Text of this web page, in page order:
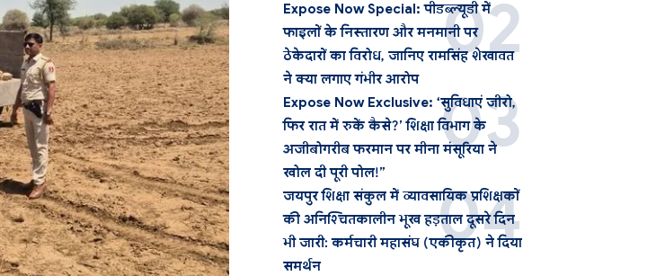
Expose Now Special: पीडब्ल्यूडी में
फाइलों के निस्तारण और मनमानी पर
ठेकेदारों का विरोध, जानिए रामसिंह शेखावत
ने क्या लगाए गंभीर आरोप
Expose Now Exclusive: ‘सुविधाएं जीरो,
फिर रात में रुकें कैसे?’ शिक्षा विभाग के
अजीबोगरीब फरमान पर मीना मंसूरिया ने
खोल दी पूरी पोल!”
जयपुर शिक्षा संकुल में व्यावसायिक प्रशिक्षकों
की अनिश्चितकालीन भूख हड़ताल दूसरे दिन
भी जारी: कर्मचारी महासंघ (एकीकृत) ने दिया
समर्थन